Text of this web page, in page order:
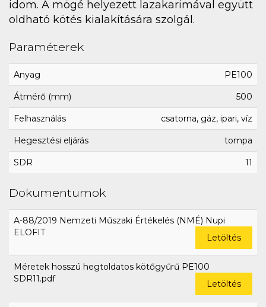
idom. A mögé helyezett lazakarimával együtt
oldható kötés kialakítására szolgál.
Paraméterek
Anyag PE100
Átmérő (mm) 500
Felhasználás csatorna, gáz, ipari, víz
Hegesztési eljárás tompa
SDR 11
Dokumentumok
A-88/2019 Nemzeti Műszaki Értékelés (NMÉ) Nupi
ELOFIT
Letöltés
Méretek hosszú hegtoldatos kötőgyűrű PE100
SDR11.pdf
Letöltés